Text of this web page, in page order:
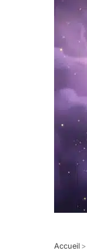
Accueil >